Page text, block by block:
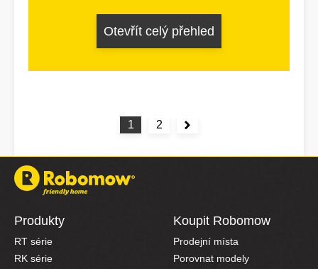
Otevřít celý přehled
1 2
Produkty
RT série
RK série
Koupit Robomow
Prodejní místa
Porovnat modely